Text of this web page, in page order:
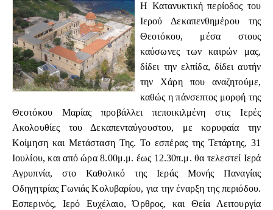
Η Κατανυκτική περίοδος του
Ιερού Δεκαπενθημέρου της
Θεοτόκου, μέσα στους
καύσωνες των καιρών μας,
δίδει την ελπίδα, δίδει αυτήν
την Χάρη που αναζητούμε,
καθώς η πάνσεπτος μορφή της
Θεοτόκου Μαρίας προβάλλει πεποικιλμένη στις Ιερές
Ακολουθίες του Δεκαπενταύγουστου, με κορυφαία την
Κοίμηση και Μετάσταση Της. Το εσπέρας της Τετάρτης, 31
Ιουλίου, και από ώρα 8.00μ.μ. έως 12.30π.μ. θα τελεστεί Ιερά
Αγρυπνία, στο Καθολικό της Ιεράς Μονής Παναγίας
Οδηγητρίας Γωνιάς Κολυβαρίου, για την έναρξη της περιόδου.
Εσπερινός, Ιερό Ευχέλαιο, Όρθρος, και Θεία Λειτουργία